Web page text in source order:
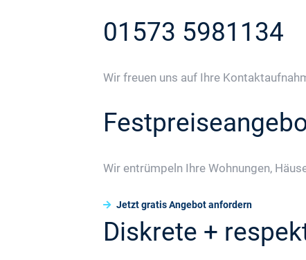
01573 5981134
Wir freuen uns auf Ihre
Wir entrümpeln Ihre Wohnungen,
Jetzt gratis Angebot anfordern
Diskrete +